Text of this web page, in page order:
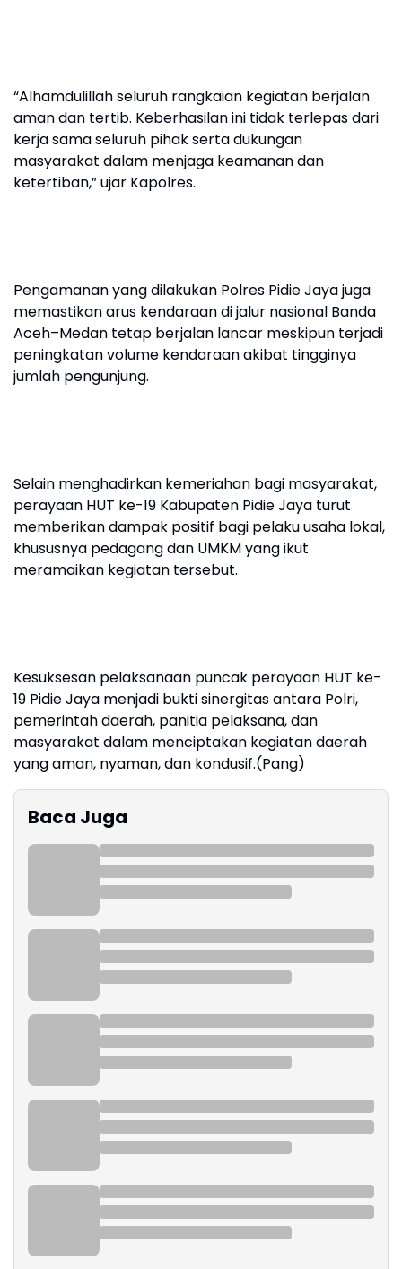
“Alhamdulillah seluruh rangkaian kegiatan berjalan
aman dan tertib. Keberhasilan ini tidak terlepas dari
kerja sama seluruh pihak serta dukungan
masyarakat dalam menjaga keamanan dan
ketertiban,” ujar Kapolres.
Pengamanan yang dilakukan Polres Pidie Jaya juga
memastikan arus kendaraan di jalur nasional Banda
Aceh–Medan tetap berjalan lancar meskipun terjadi
peningkatan volume kendaraan akibat tingginya
jumlah pengunjung.
Selain menghadirkan kemeriahan bagi masyarakat,
perayaan HUT ke-19 Kabupaten Pidie Jaya turut
memberikan dampak positif bagi pelaku usaha lokal,
khususnya pedagang dan UMKM yang ikut
meramaikan kegiatan tersebut.
Kesuksesan pelaksanaan puncak perayaan HUT ke-
19 Pidie Jaya menjadi bukti sinergitas antara Polri,
pemerintah daerah, panitia pelaksana, dan
masyarakat dalam menciptakan kegiatan daerah
yang aman, nyaman, dan kondusif.(Pang)
Baca Juga